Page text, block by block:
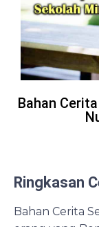
Bahan
Ringkasan
Bahan Cerita